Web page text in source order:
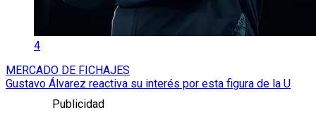
4
MERCADO DE FICHAJES
Gustavo Álvarez reactiva su interés por esta figura de la U
Publicidad